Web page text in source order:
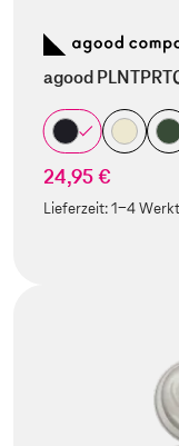
agood
24,95 €
Lieferzeit:1-4